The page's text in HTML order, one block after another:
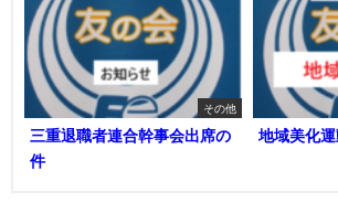
その他
三重退職者連合幹事会出席の
件
地域美化